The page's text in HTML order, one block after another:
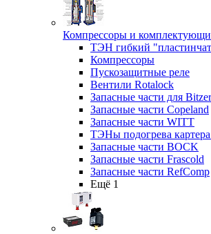
Компрессоры и
ТЭН гибкий
Компрессоры
Пускозащитные реле
Вентили Rotalock
Запасные части для Bitzer
Запасные части Copeland
Запасные части WITT
ТЭНы подогрева картера
Запасные части BOCK
Запасные части Frascold
Запасные части RefComp
Ещё 1